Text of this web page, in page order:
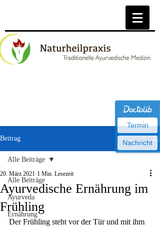
Termin
Nachricht
Beitrag
Alle Beiträge
Ayurveda
Ernährung
Alle Beiträge
Ayurvedische Ernährung im
Frühling
20. März 2021 1 Min. Lesezeit
Der Frühling steht vor der Tür und mit ihm